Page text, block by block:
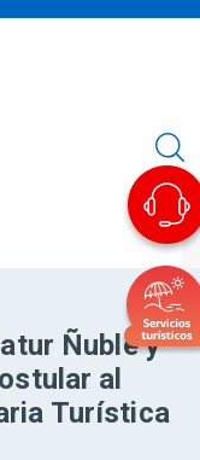
Ñuble y
al
Turística